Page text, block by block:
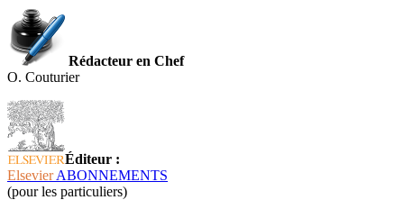
Rédacteur en Chef
O. Couturier
Éditeur :
ElsevierABONNEMENTS
(pour les particuliers)​